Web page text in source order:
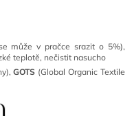
může v pračce srazit o 5%),
teplotě, nečistit nasucho
GOTS (Global Organic Textile